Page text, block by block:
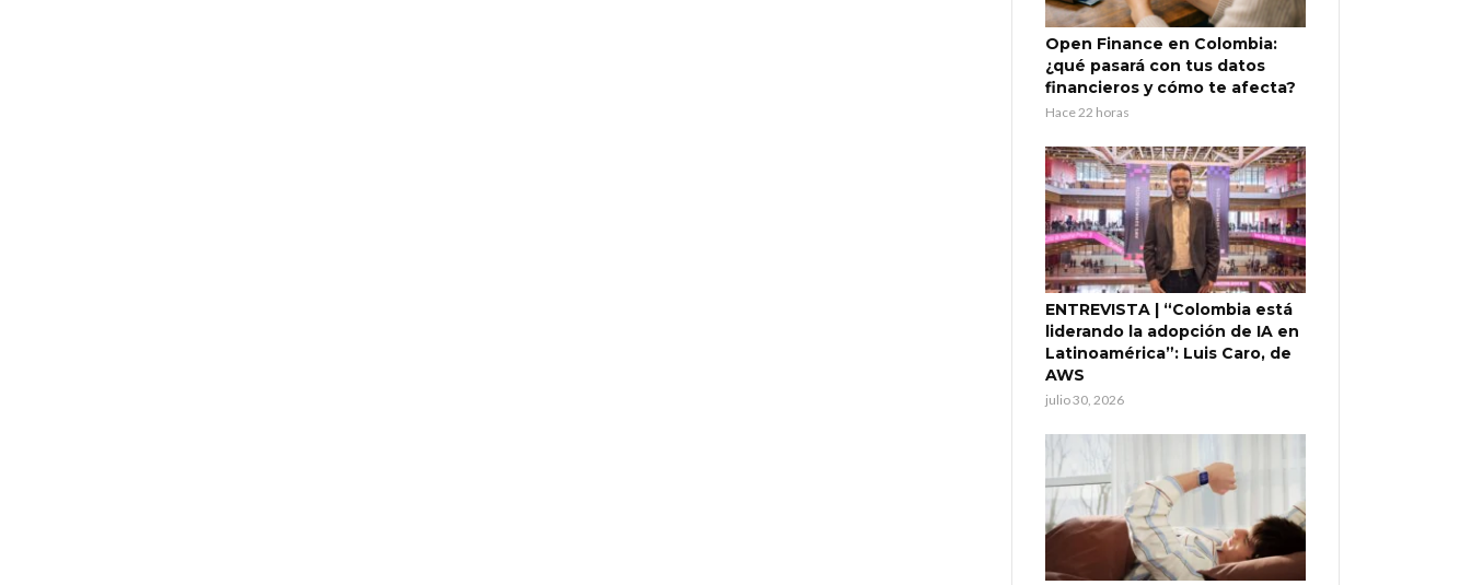
Open Finance en Colombia:
¿qué pasará con tus datos
financieros y cómo te afecta?
Hace 22 horas
ENTREVISTA | “Colombia está
liderando la adopción de IA en
Latinoamérica”: Luis Caro, de
AWS
julio 30, 2026